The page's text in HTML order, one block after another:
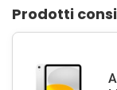
Prodotti